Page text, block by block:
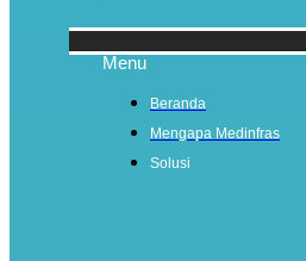
Menu
Beranda
Mengapa Medinfras
Solusi